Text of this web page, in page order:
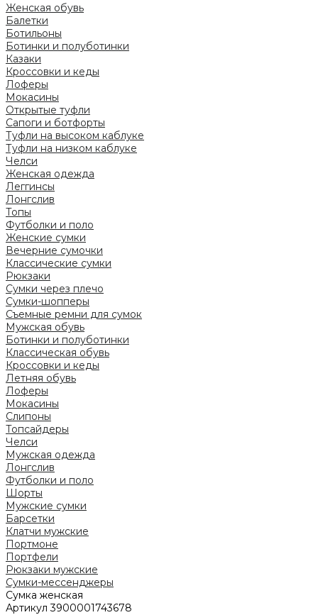
Женская обувь
Балетки
Ботильоны
Ботинки и полуботинки
Казаки
Кроссовки и кеды
Лоферы
Мокасины
Открытые туфли
Сапоги и ботфорты
Туфли на высоком каблуке
Туфли на низком каблуке
Челси
Женская одежда
Леггинсы
Лонгслив
Топы
Футболки и поло
Женские сумки
Вечерние сумочки
Классические сумки
Рюкзаки
Сумки через плечо
Сумки-шопперы
Съемные ремни для сумок
Мужская обувь
Ботинки и полуботинки
Классическая обувь
Кроссовки и кеды
Летняя обувь
Лоферы
Мокасины
Слипоны
Топсайдеры
Челси
Мужская одежда
Лонгслив
Футболки и поло
Шорты
Мужские сумки
Барсетки
Клатчи мужские
Портмоне
Портфели
Рюкзаки мужские
Сумки-мессенджеры
Сумка женская
Артикул3900001743678